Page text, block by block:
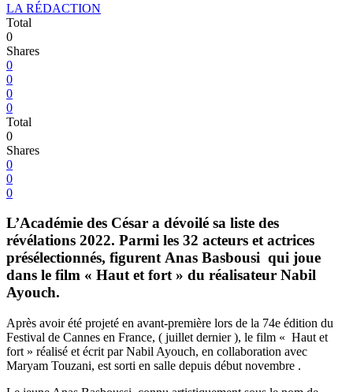
LA RÉDACTION
Total
0
Shares
0
0
0
0
Total
0
Shares
0
0
0
L’Académie des César a dévoilé sa liste des
révélations 2022. Parmi les 32 acteurs et actrices
présélectionnés, figurent Anas Basbousi qui joue
dans le film « Haut et fort » du réalisateur Nabil
Ayouch.
Après avoir été projeté en avant-première lors de la 74e édition du
Festival de Cannes en France, ( juillet dernier ), le film « Haut et
fort » réalisé et écrit par Nabil Ayouch, en collaboration avec
Maryam Touzani, est sorti en salle depuis début novembre .